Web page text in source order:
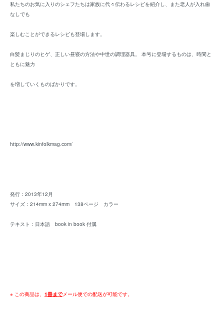
私たちのお気に入りのシェフたちは家族に代々伝わるレシピを紹介し、また老人が入れ歯
なしでも
楽しむことができるレシピも登場します。
白髪まじりのヒゲ、正しい昼寝の方法や中世の調理器具。 本号に登場するものは、時間と
ともに魅力
を増していくものばかりです。
http://www.kinfolkmag.com/
発行：2013年12月
サイズ：214mm x 274mm 138ページ カラー
テキスト：日本語 book in book 付属
※ この商品は、 1冊までメール便での配送が可能です。